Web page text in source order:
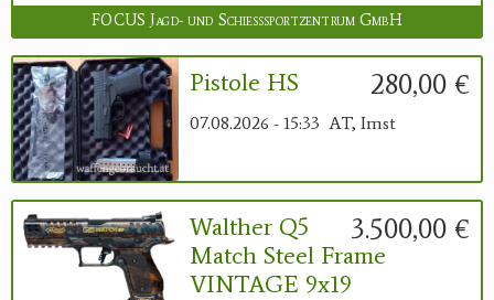
FOCUS Jagd- und Schießsportzentrum GmbH
280,00 €
Pistole HS
07.08.2026 - 15:33 AT, Imst
3.500,00 €
Walther Q5
Match Steel Frame
VINTAGE 9x19